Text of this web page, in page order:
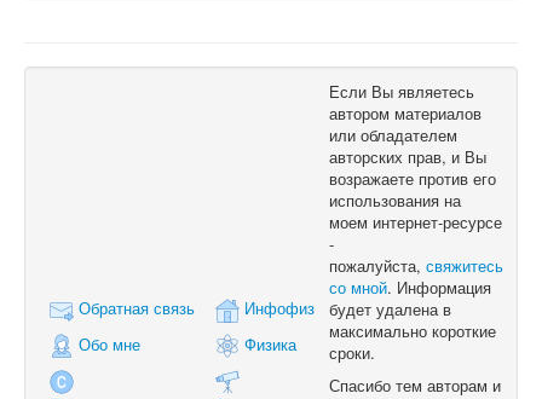
Обратная связь
Обо мне
Инфофиз
Физика
Если Вы являетесь
автором материалов
или обладателем
авторских прав, и Вы
возражаете против его
использования на
моем интернет-ресурсе
-
пожалуйста, свяжитесь
со мной. Информация
будет удалена в
максимально короткие
сроки.
Спасибо тем авторам и